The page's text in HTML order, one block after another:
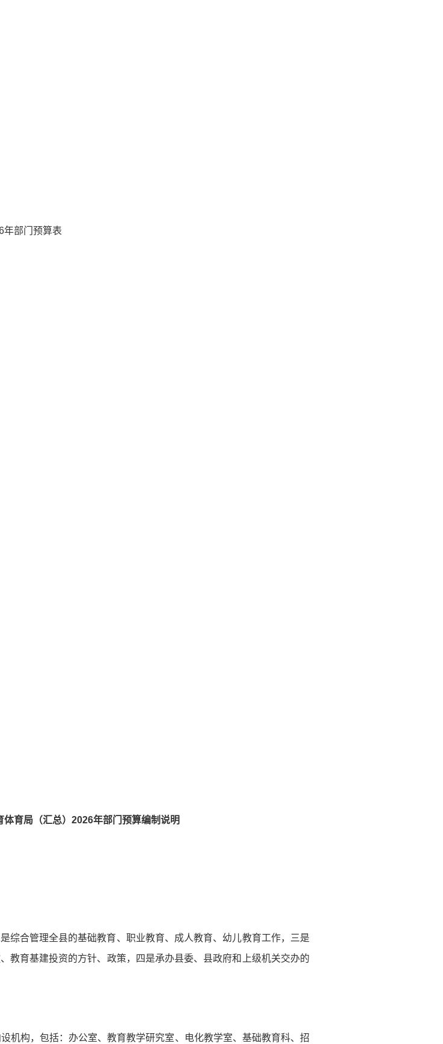
年部门预算表
体育局（汇总）2026年部门预算编制说明
综合管理全县的基础教育、职业教育、成人教育、幼儿教育工作，三是
教育基建投资的方针、政策，四是承办县委、县政府和上级机关交办的
机构，包括：办公室、教育教学研究室、电化教学室、基础教育科、招